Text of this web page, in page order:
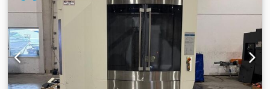
отговорност за грешки при въвеждане или прехвърляне на
данни. Машината е в добро състояние, отговарящо на
възрастта ѝ по отношение на външния вид, техниката и
износването; използваните машини се продават без
каквато и да е гаранция.